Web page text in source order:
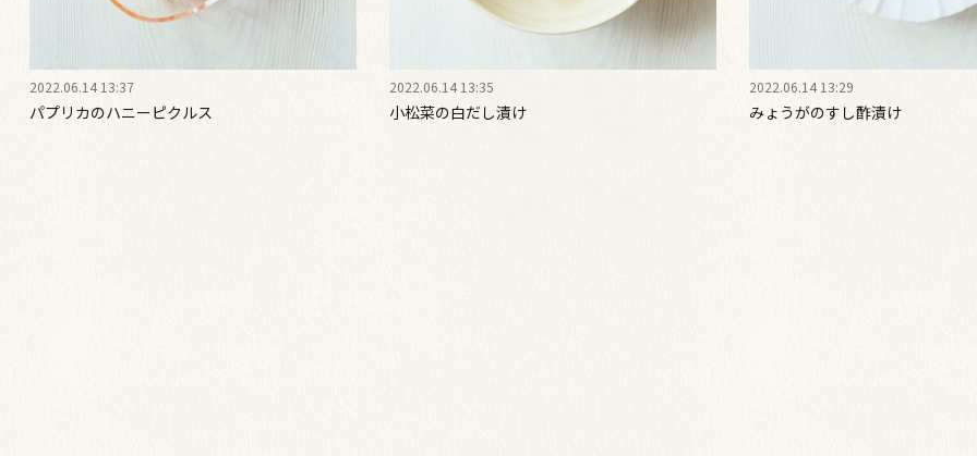
2022.06.14 13:37
パプリカのハニーピクルス
2022.06.14 13:35
小松菜の白だし漬け
2022.06.14 13:29
みょうがのすし酢漬け